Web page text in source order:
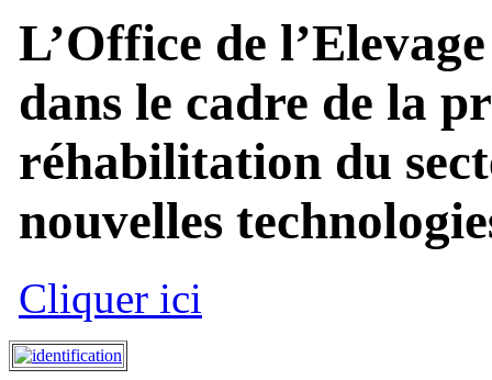
L’Office de
dans le cadre de la
réhabilitation du
nouvelles
Cliquer ici